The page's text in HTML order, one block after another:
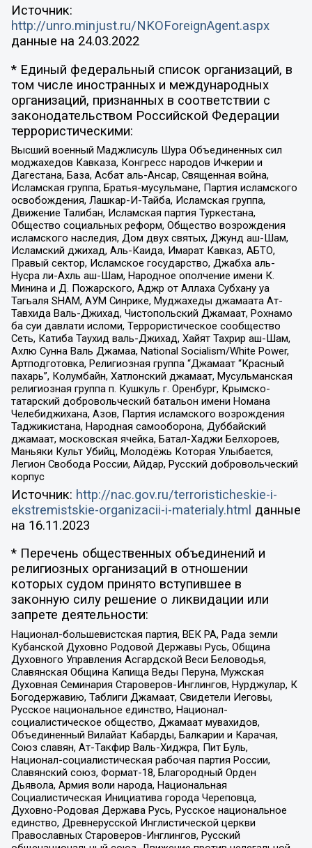
Источник:
http://unro.minjust.ru/NKOForeignAgent.aspx
данные на 24.03.2022
* Единый федеральный список организаций, в
том числе иностранных и международных
организаций, признанных в соответствии с
законодательством Российской Федерации
террористическими:
Высший военный Маджлисуль Шура Объединенных сил
моджахедов Кавказа, Конгресс народов Ичкерии и
Дагестана, База, Асбат аль-Ансар, Священная война,
Исламская группа, Братья-мусульмане, Партия исламского
освобождения, Лашкар-И-Тайба, Исламская группа,
Движение Талибан, Исламская партия Туркестана,
Общество социальных реформ, Общество возрождения
исламского наследия, Дом двух святых, Джунд аш-Шам,
Исламский джихад, Аль-Каида, Имарат Кавказ, АБТО,
Правый сектор, Исламское государство, Джабха аль-
Нусра ли-Ахль аш-Шам, Народное ополчение имени К.
Минина и Д. Пожарского, Аджр от Аллаха Субхану уа
Тагьаля SHAM, АУМ Синрике, Муджахеды джамаата Ат-
Тавхида Валь-Джихад, Чистопольский Джамаат, Рохнамо
ба суи давлати исломи, Террористическое сообщество
Сеть, Катиба Таухид валь-Джихад, Хайят Тахрир аш-Шам,
Ахлю Сунна Валь Джамаа, National Socialism/White Power,
Артподготовка, Религиозная группа “Джамаат “Красный
пахарь”, Колумбайн, Хатлонский джамаат, Мусульманская
религиозная группа п. Кушкуль г. Оренбург, Крымско-
татарский добровольческий батальон имени Номана
Челебиджихана, Азов, Партия исламского возрождения
Таджикистана, Народная самооборона, Дуббайский
джамаат, московская ячейка, Батал-Хаджи Белхороев,
Маньяки Культ Убийц, Молодёжь Которая Улыбается,
Легион Свобода России, Айдар, Русский добровольческий
корпус
Источник: http://nac.gov.ru/terroristicheskie-i-
ekstremistskie-organizacii-i-materialy.html данные
на 16.11.2023
* Перечень общественных объединений и
религиозных организаций в отношении
которых судом принято вступившее в
законную силу решение о ликвидации или
запрете деятельности:
Национал-большевистская партия, ВЕК РА, Рада земли
Кубанской Духовно Родовой Державы Русь, Община
Духовного Управления Асгардской Веси Беловодья,
Славянская Община Капища Веды Перуна, Мужская
Духовная Семинария Староверов-Инглингов, Нурджулар, К
Богодержавию, Таблиги Джамаат, Свидетели Иеговы,
Русское национальное единство, Национал-
социалистическое общество, Джамаат мувахидов,
Объединенный Вилайат Кабарды, Балкарии и Карачая,
Союз славян, Ат-Такфир Валь-Хиджра, Пит Буль,
Национал-социалистическая рабочая партия России,
Славянский союз, Формат-18, Благородный Орден
Дьявола, Армия воли народа, Национальная
Социалистическая Инициатива города Череповца,
Духовно-Родовая Держава Русь, Русское национальное
единство, Древнерусской Инглистической церкви
Православных Староверов-Инглингов, Русский